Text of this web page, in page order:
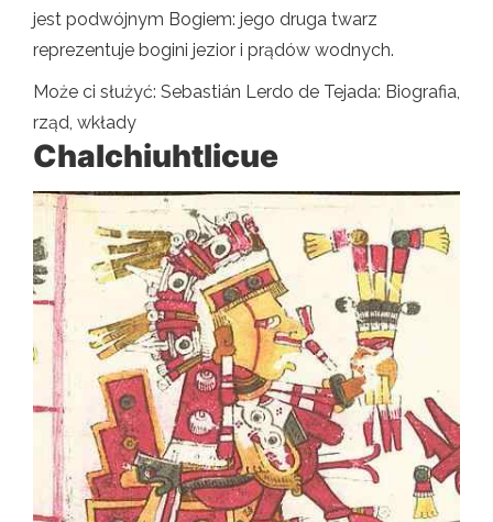
jest podwójnym Bogiem: jego druga twarz
reprezentuje bogini jezior i prądów wodnych.
Może ci służyć: Sebastián Lerdo de Tejada: Biografia,
rząd, wkłady
Chalchiuhtlicue